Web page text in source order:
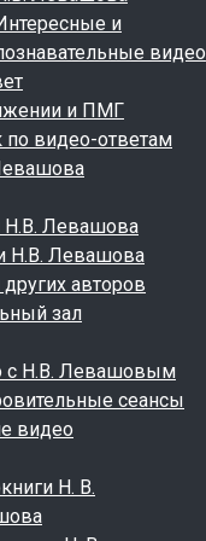
и
видео
и ПМГ
по видео-ответам
Н.В. Левашова
Н.В. Левашова
авторов
зал
с Н.В. Левашовым
сеансы
видео
Н. В.